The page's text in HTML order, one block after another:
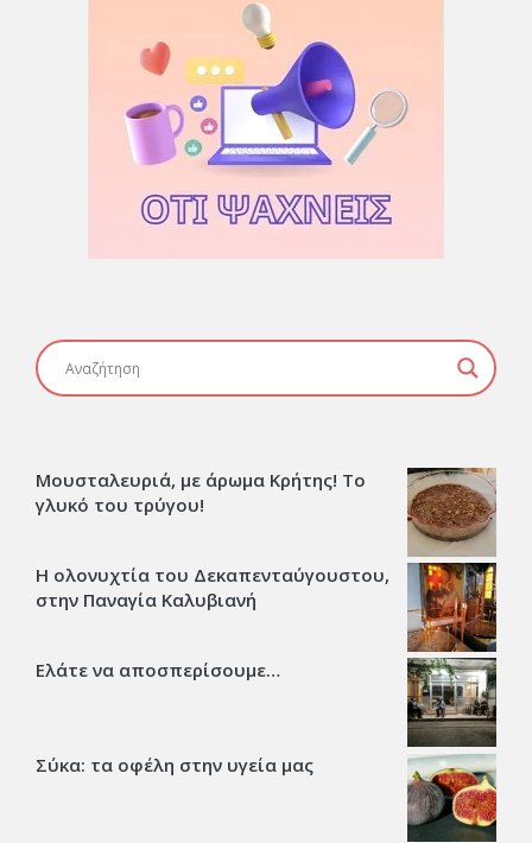
Μουσταλευριά, με άρωμα Κρήτης! Το
γλυκό του τρύγου!
Η ολονυχτία του Δεκαπενταύγουστου,
στην Παναγία Καλυβιανή
Ελάτε να αποσπερίσουμε…
Σύκα: τα οφέλη στην υγεία μας